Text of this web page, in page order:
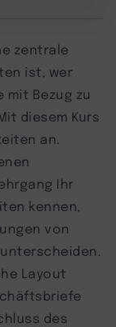
zentrale
ist, wer
mit Bezug zu
diesem Kurs
an.
Ihr
kennen,
von
Layout
des